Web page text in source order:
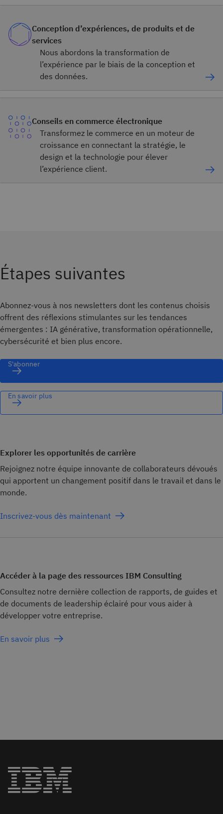
Conception d’expériences, de produits et de
services
Nous abordons la transformation de
l’expérience par le biais de la conception et
des données.
Conseils en commerce électronique
Transformez le commerce en un moteur de
croissance en connectant la stratégie, le
design et la technologie pour élever
l’expérience client.
Étapes suivantes
Abonnez-vous à nos newsletters dont les contenus choisis
offrent des réflexions stimulantes sur les tendances
émergentes : IA générative, transformation opérationnelle,
cybersécurité et bien plus encore.
S'abonner
En savoir plus
Explorer les opportunités de carrière
Rejoignez notre équipe innovante de collaborateurs dévoués
qui apportent un changement positif dans le travail et dans le
monde.
Inscrivez-vous dès maintenant
Accéder à la page des ressources IBM Consulting
Consultez notre dernière collection de rapports, de guides et
de documents de leadership éclairé pour vous aider à
développer votre entreprise.
En savoir plus